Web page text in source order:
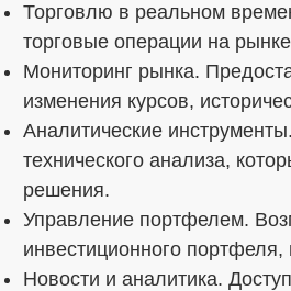
Торговлю в реальном
торговые операции на
Мониторинг рынка.
изменения курсов,
Аналитические
технического анализа,
решения.
Управление портфелем.
инвестиционного
Новости и аналитика.